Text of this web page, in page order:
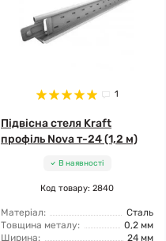
1
Підвісна стеля Kraft
профіль Nova т-24 (1,2 м)
В наявності
Код товару: 2840
Матеріал:
Сталь
Товщина металу:
0,2 мм
Ширина:
24 мм